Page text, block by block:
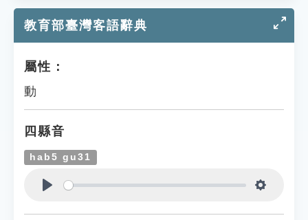
教育部臺灣客語辭典
屬性：
動
四縣音
hab5 gu31